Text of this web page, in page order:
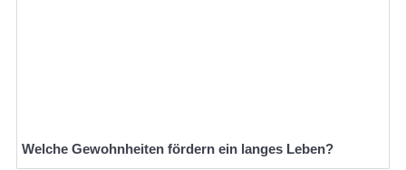
Welche Gewohnheiten fördern ein langes Leben?